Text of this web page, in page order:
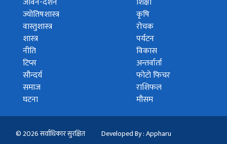
ज्योतिषशास्त्र
वास्तुशास्त्र
शास्त्र
नीति
टिप्स
सौन्दर्य
समाज
घटना
कृषि
रोचक
पर्यटन
विकास
अन्तर्वार्ता
फोटो फिचर
राशिफल
मौसम
© 2026 सर्वाधिकार सुरक्षित Developed By : Appharu